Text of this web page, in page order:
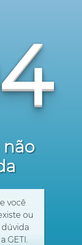
não
você
ou
dúvida
GETI.